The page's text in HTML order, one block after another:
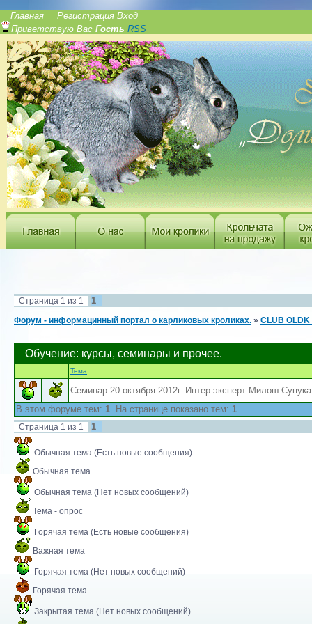
Главная
Регистрация Вход
Приветствую Вас Гость RSS
Страница 1 из 1 1
Форум - информацинный портал о карликовых кроликах. » CLUB
Обучение: курсы, семинары и прочее.
Тема
Семинар 20 октября 2012г. Интер эксперт Милош Супука
В этом форуме тем: 1. На странице показано тем: 1.
Страница 1 из 1 1
Обычная тема (Есть новые сообщения)
Обычная тема
Обычная тема (Нет новых сообщений)
Тема - опрос
Горячая тема (Есть новые сообщения)
Важная тема
Горячая тема (Нет новых сообщений)
Горячая тема
Закрытая тема (Нет новых сообщений)